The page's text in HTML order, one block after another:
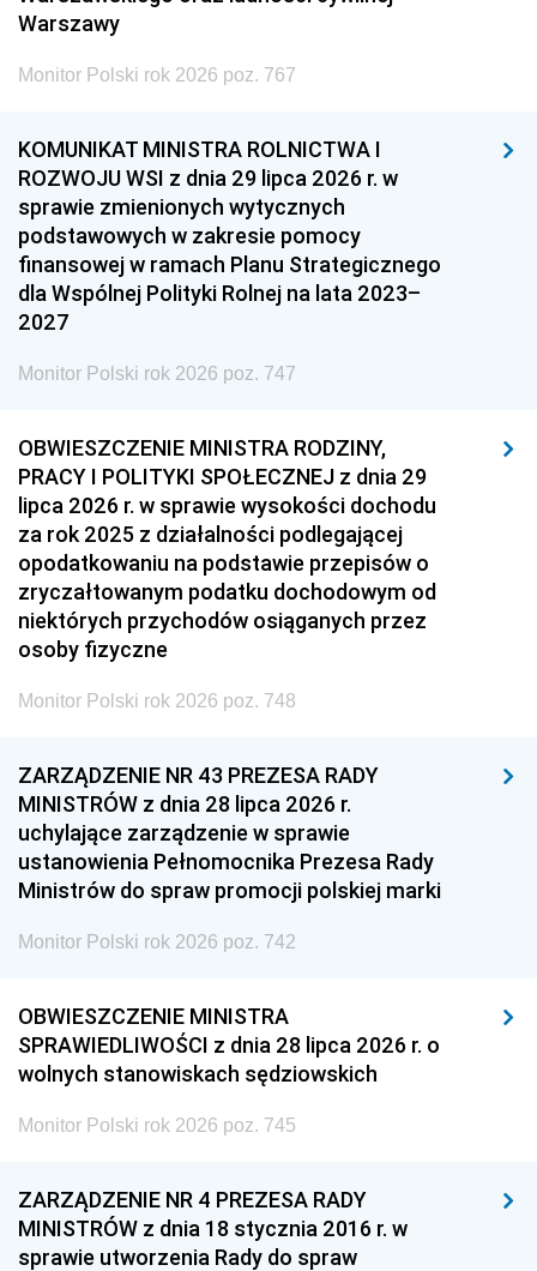
Warszawy
Monitor Polski rok 2026 poz. 767
KOMUNIKAT MINISTRA ROLNICTWA I
ROZWOJU WSI z dnia 29 lipca 2026 r. w
sprawie zmienionych wytycznych
podstawowych w zakresie pomocy
finansowej w ramach Planu Strategicznego
dla Wspólnej Polityki Rolnej na lata 2023–
2027
Monitor Polski rok 2026 poz. 747
OBWIESZCZENIE MINISTRA RODZINY,
PRACY I POLITYKI SPOŁECZNEJ z dnia 29
lipca 2026 r. w sprawie wysokości dochodu
za rok 2025 z działalności podlegającej
opodatkowaniu na podstawie przepisów o
zryczałtowanym podatku dochodowym od
niektórych przychodów osiąganych przez
osoby fizyczne
Monitor Polski rok 2026 poz. 748
ZARZĄDZENIE NR 43 PREZESA RADY
MINISTRÓW z dnia 28 lipca 2026 r.
uchylające zarządzenie w sprawie
ustanowienia Pełnomocnika Prezesa Rady
Ministrów do spraw promocji polskiej marki
Monitor Polski rok 2026 poz. 742
OBWIESZCZENIE MINISTRA
SPRAWIEDLIWOŚCI z dnia 28 lipca 2026 r. o
wolnych stanowiskach sędziowskich
Monitor Polski rok 2026 poz. 745
ZARZĄDZENIE NR 4 PREZESA RADY
MINISTRÓW z dnia 18 stycznia 2016 r. w
sprawie utworzenia Rady do spraw